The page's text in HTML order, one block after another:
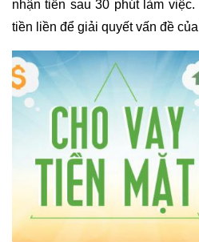
【CHO VAY LÃI SUẤT THẤP】
quận 12
Bạn cần tiền gấp? Click xem